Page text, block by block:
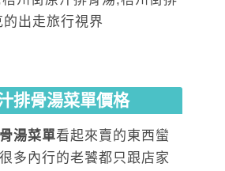
排骨湯菜單價格
湯菜單看起來賣的東西蠻
多內行的老饕都只跟店家